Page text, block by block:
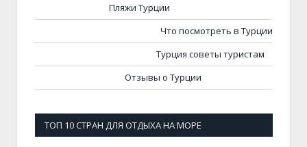
Пляжи Турции
Что посмотреть в Турции
Турция советы туристам
Отзывы о Турции
ТОП 10 СТРАН ДЛЯ ОТДЫХА НА МОРЕ